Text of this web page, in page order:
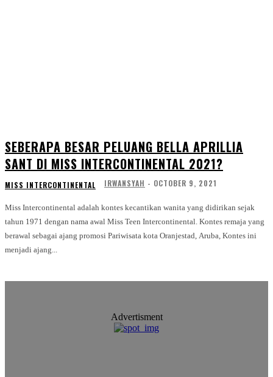
SEBERAPA BESAR PELUANG BELLA APRILLIA
SANT DI MISS INTERCONTINENTAL 2021?
MISS INTERCONTINENTAL IRWANSYAH - OCTOBER 9, 2021
Miss Intercontinental adalah kontes kecantikan wanita yang didirikan sejak
tahun 1971 dengan nama awal Miss Teen Intercontinental. Kontes remaja yang
berawal sebagai ajang promosi Pariwisata kota Oranjestad, Aruba, Kontes ini
menjadi ajang...
Advertisment